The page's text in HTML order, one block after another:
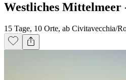
Westliches Mittelmeer
15 Tage, 10 Orte, ab Civitavecchia/